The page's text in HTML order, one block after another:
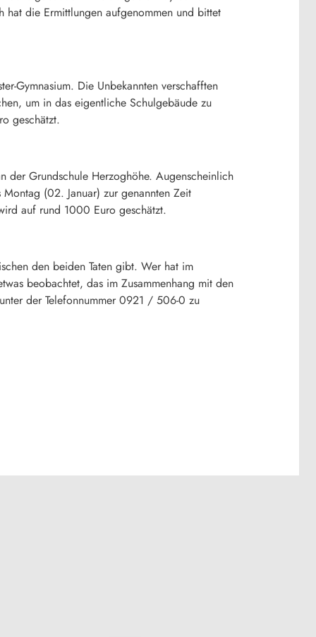
hat die Ermittlungen aufgenommen und bittet
Gymnasium. Die Unbekannten verschafften
um in das eigentliche Schulgebäude zu
geschätzt.
der Grundschule Herzoghöhe. Augenscheinlich
(02. Januar) zur genannten Zeit
auf rund 1000 Euro geschätzt.
den beiden Taten gibt. Wer hat im
beobachtet, das im Zusammenhang mit den
der Telefonnummer 0921 / 506-0 zu